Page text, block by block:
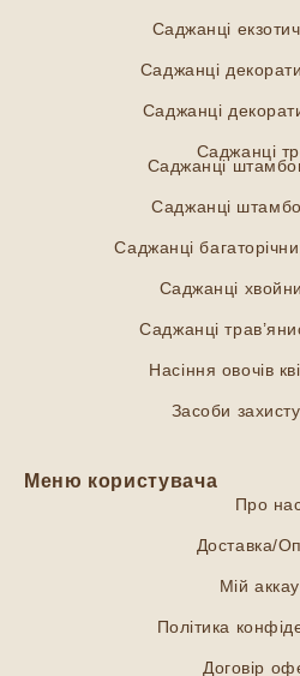
Саджанці
Саджанці
Саджанці
Саджанці
Саджанці
Саджанці
Саджанці
Саджанці
Саджанці
Насіння овочів
Засоби
Меню користувача
Про
Доставка/
Мій
Політика
Договір